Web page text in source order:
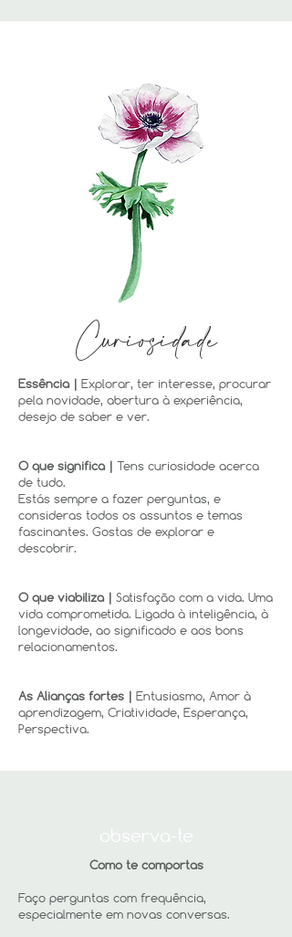
Curiosidade
Essência |
Explorar, ter interesse, procurar
pela novidade, abertura à experiência,
desejo de saber e ver.
O que significa |
Tens curiosidade acerca
de tudo.
Estás sempre a fazer perguntas, e
consideras todos os assuntos e temas
fascinantes. Gostas de explorar e
descobrir.
O que viabiliza |
Satisfação com a vida. Uma
vida comprometida. Ligada à inteligência, à
longevidade, ao significado e aos bons
relacionamentos.
As Alianças fortes |
Entusiasmo, Amor à
aprendizagem, Criatividade, Esperança,
Perspectiva.
Como te comportas
Faço perguntas com frequência,
especialmente em novas conversas.